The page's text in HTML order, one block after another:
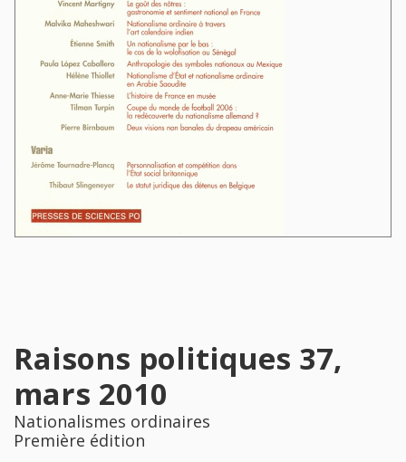
Raisons politiques 37,
mars 2010
Nationalismes ordinaires
Première édition